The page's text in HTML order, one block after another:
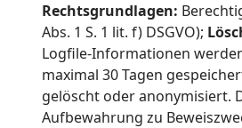
Rechtsgrundlagen:
Abs. 1 S. 1 lit. f) DSGVO);
Logfile-Informationen
maximal 30 Tagen
gelöscht oder anonymisiert.
Aufbewahrung zu